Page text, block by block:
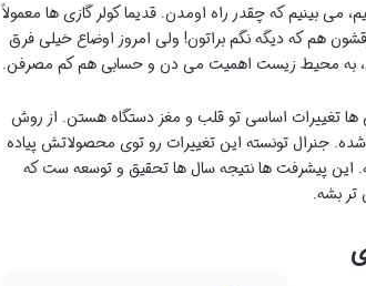
می بینیم که چقدر راه اومدن. قدیما کولر گازی ها معمولاً
هم که دیگه نگم براتون! ولی امروز اوضاع خیلی فرق
به محیط زیست اهمیت می دن و حسابی هم کم مصرفن.
ها تغییرات اساسی تو قلب و مغز دستگاه هستن. از روش
شده. جنرال تونسته این تغییرات رو توی محصولاتش پیاده
این پیشرفت ها نتیجه سال ها تحقیق و توسعه ست که
تر بشه.